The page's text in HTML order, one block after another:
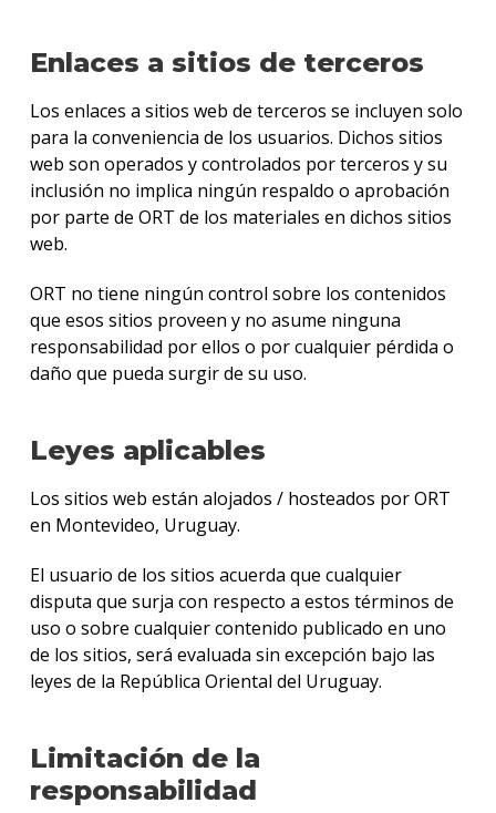
Enlaces a sitios de terceros
Los enlaces a sitios web de terceros se incluyen solo
para la conveniencia de los usuarios. Dichos sitios
web son operados y controlados por terceros y su
inclusión no implica ningún respaldo o aprobación
por parte de ORT de los materiales en dichos sitios
web.
ORT no tiene ningún control sobre los contenidos
que esos sitios proveen y no asume ninguna
responsabilidad por ellos o por cualquier pérdida o
daño que pueda surgir de su uso.
Leyes aplicables
Los sitios web están alojados / hosteados por ORT
en Montevideo, Uruguay.
El usuario de los sitios acuerda que cualquier
disputa que surja con respecto a estos términos de
uso o sobre cualquier contenido publicado en uno
de los sitios, será evaluada sin excepción bajo las
leyes de la República Oriental del Uruguay.
Limitación de la
responsabilidad